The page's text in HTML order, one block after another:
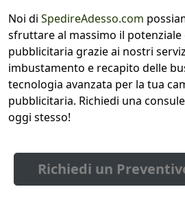
Noi di SpedireAdesso.com
sfruttare al massimo il potenziale
pubblicitaria grazie ai nostri
imbustamento e recapito delle
tecnologia avanzata per la tua
pubblicitaria. Richiedi una
oggi stesso!
Richiedi un